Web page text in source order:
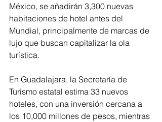
México, se añadirán 3,300 nuevas
habitaciones de hotel antes del
Mundial, principalmente de marcas de
lujo que buscan capitalizar la ola
turística.
En Guadalajara, la Secretaría de
Turismo estatal estima 33 nuevos
hoteles, con una inversión cercana a
los 10,000 millones de pesos, mientras